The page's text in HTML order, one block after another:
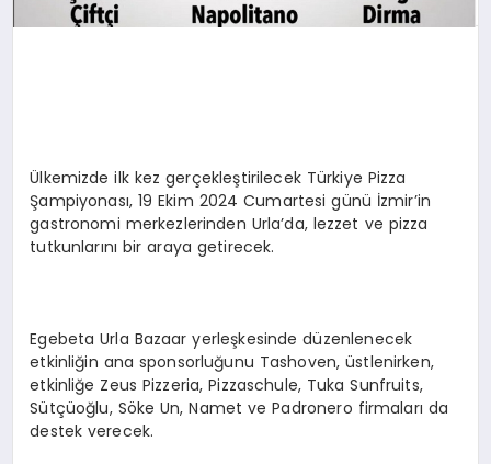
Ülkemizde ilk kez gerçekleştirilecek Türkiye Pizza
Şampiyonası, 19 Ekim 2024 Cumartesi günü İzmir’in
gastronomi merkezlerinden Urla’da, lezzet ve pizza
tutkunlarını bir araya getirecek.
Egebeta Urla Bazaar yerleşkesinde düzenlenecek
etkinliğin ana sponsorluğunu Tashoven, üstlenirken,
etkinliğe Zeus Pizzeria, Pizzaschule, Tuka Sunfruits,
Sütçüoğlu, Söke Un, Namet ve Padronero firmaları da
destek verecek.